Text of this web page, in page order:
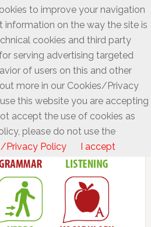
to improve your navigation
information on the way the site is
cookies and third party
serving advertising targeted
of users on this and other
more in our Cookies/Privacy
this website you are accepting
accept the use of cookies as
please do not use the
Privacy Policy I accept